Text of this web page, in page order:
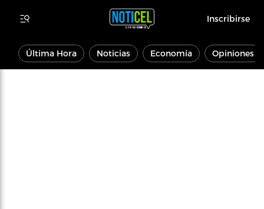
Inscribirse
Última Hora Noticias Economía Opiniones